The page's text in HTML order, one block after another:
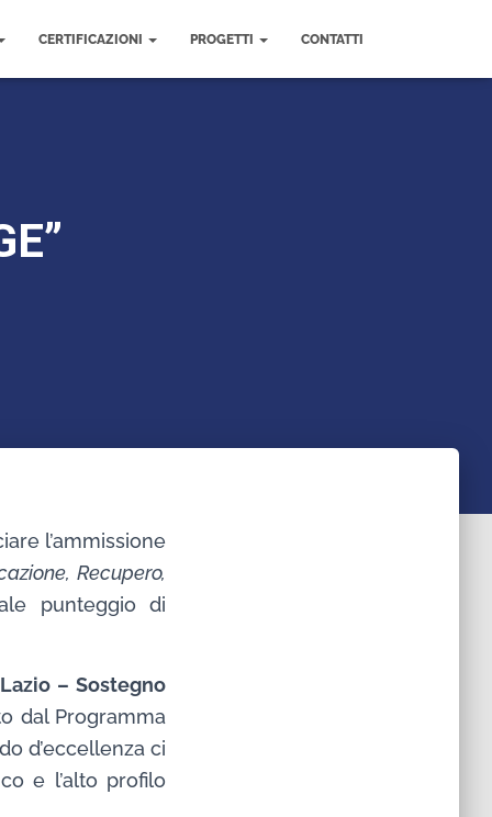
CERTIFICAZIONI PROGETTI CONTATTI
l’ammissione
Recupero,
punteggio di
Lazio – Sostegno
dal Programma
d’eccellenza ci
e l’alto profilo